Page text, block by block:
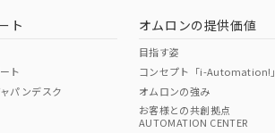
ト
ト
パンデスク
オムロンの提供価値
目指す姿
コンセプト「i-Automation!」
オムロンの強み
お客様との共創拠点
AUTOMATION CENTER